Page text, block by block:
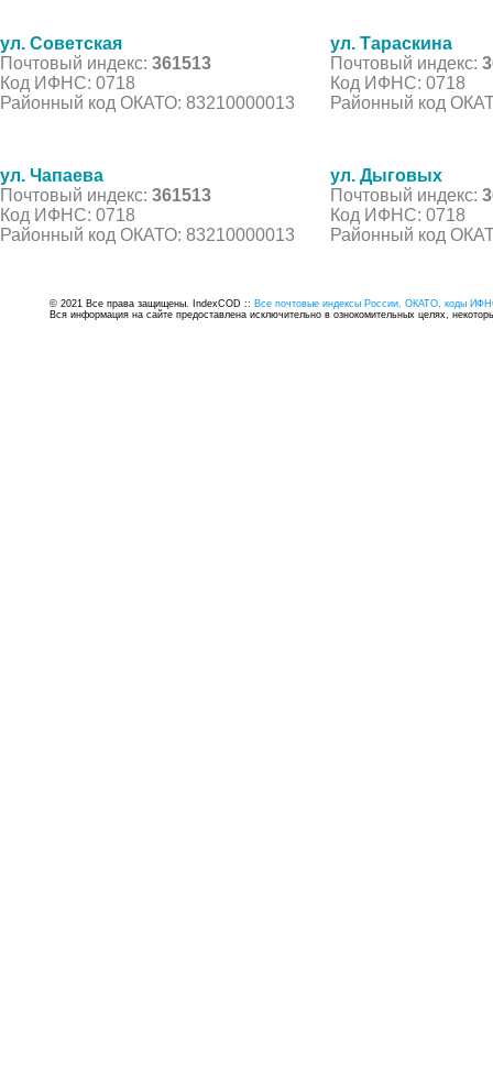
ул. Советская
Почтовый индекс: 361513
Код ИФНС: 0718
Районный код ОКАТО: 83210000013
ул. Тараскина
Почтовый индекс:
Код ИФНС: 0718
Районный код
ул. Чапаева
Почтовый индекс: 361513
Код ИФНС: 0718
Районный код ОКАТО: 83210000013
ул. Дыговых
Почтовый индекс:
Код ИФНС: 0718
Районный код
© 2021 Все права защищены. IndexCOD :: Все почтовые индексы России, ОКАТО, коды
Вся информация на сайте предоставлена исключительно в ознокомительных целях,